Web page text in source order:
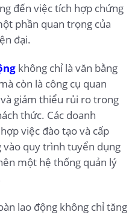
đến việc tích hợp chứng
phần quan trọng của
đại.
không chỉ là văn bằng
còn là công cụ quan
giảm thiểu rủi ro trong
thức. Các doanh
việc đào tạo và cấp
vào quy trình tuyển dụng
một hệ thống quản lý
lao động không chỉ tăng